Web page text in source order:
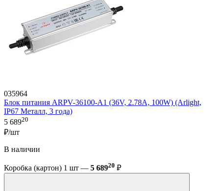
035964
Блок питания ARPV-36100-A1 (36V, 2.78A, 100W) (Arlight,
IP67 Металл, 3 года)
5 68920
₽/шт
В наличии
Коробка (картон) 1 шт — 5 68920 ₽